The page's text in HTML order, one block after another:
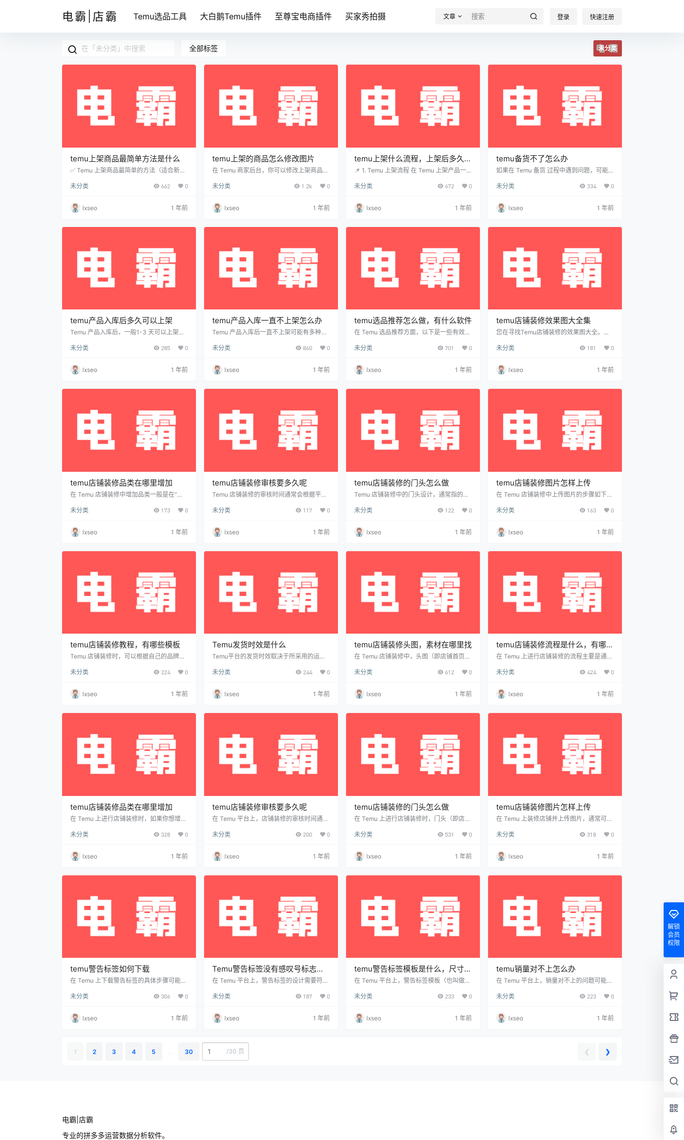
电霸|店霸 Temu选品工具 大白鹅Temu插件 至尊宝电商插件 买家秀拍摄 文章 登录 快速注册
全部标签 未分类
temu上架商品最简单方法是什么
✅ Temu 上架商品最简单的方法（适合新手
架商品，按照以下 4 个步骤 操作即可： 📌
后台，用你的商家账号登录。👉 进入 【商
品管理】 → 【添加商品】。 📌 2. 填写商品
洁、包含关键词）✔ 类目选择（选择正确分
未分类 662 0
lxseo 1 年前
temu上架的商品怎么修改图片
在 Temu 商家后台，你可以修改上架商品的
架商品图片的方法 ✅ 方法 1：商家后台直接
或详情图。 操作步骤： 登录 Temu 商家后
台（https://seller.pinduoduo.com）。 进
需要修改的商品，点击编辑。 在图片管理区
未分类 1.2k 0
lxseo 1 年前
temu上架什么流程，上架后多久出
单
📌 1. Temu 上架流程 在 Temu 上架产品一
进入【商家后台】👉【商品管理】👉【添
价格、库存、物流方式 等。 上传 清晰产品
图片（主图+附图）。 确保产品符合 Temu
（24-48 小时） 审核时间一般为 1-2 天，
未分类 672 0
lxseo 1 年前
temu备货不了怎么办
如果在 Temu 备货 过程中遇到问题，可能
解决方案： 📌 1. Temu 备货失败的常见原因
供应商库存不足，无法采购。 生产周期过
长：工厂备货周期较长，导致交付延迟。 最
量采购，无法小批量进货。 ✅ 解决方案：
未分类 334 0
lxseo 1 年前
temu产品入库后多久可以上架
Temu 产品入库后，一般1-3 天可以上架，
Temu 产品入库后上架流程 提交产品信息
产品入库（国内/海外仓） 系统同步库存 &
上架（1-3 天） ⏳ 2. 影响上架时间的因素
写合规，审核通常较快。 如果涉及敏感词、
未分类 285 0
lxseo 1 年前
temu产品入库一直不上架怎么办
Temu 产品入库后一直不上架可能有多种原
了解 Temu 上架流程 入库后，Temu 需要进
不上架，可能是以下原因： 审核未通过：平
台可能因产品信息、图片、类目错误等拒绝
误，可能会暂停上架。 平台政策调整：Tem
未分类 860 0
lxseo 1 年前
temu选品推荐怎么做，有什么软件
在 Temu 选品推荐方面，以下是一些有效的
分析市场趋势 关注 Temu 的热销榜单，分
k、Instagram、Facebook 等社交平台的热
门商品。 使用 Google Trends 查看产品的
手的店铺，查看他们的热销产品、定价策略
未分类 701 0
lxseo 1 年前
temu店铺装修效果图大全集
您在寻找Temu店铺装修的效果图大全。​以
装修教程：​该教程详细介绍了店铺装修的步
容。​ Temu店铺装修全攻略：​这篇文章探讨
了店铺装修的重要性，并提供了合理的店铺
程视频：​在抖音平台上，您可以找到相关的
未分类 181 0
lxseo 1 年前
temu店铺装修品类在哪里增加
在 Temu 店铺装修中增加品类一般是在“店
装修编辑页面登录 Temu 卖家后台，进入
装修页面左侧的组件库中，找到“品类”组
件。将该组件拖拽到你希望展示品类的位
入编辑状态。这里可以添加或修改展示的品
局…
未分类 173 0
lxseo 1 年前
temu店铺装修审核要多久呢
Temu 店铺装修的审核时间通常会根据平台
审核时间大约在 1至3个工作日 内完成。如
整，审核可能会更快；反之，若存在需要调
整的部分，审核时间可能会延长一些。建议
客服获取最新审核进度信息。
未分类 117 0
lxseo 1 年前
temu店铺装修的门头怎么做
Temu 店铺装修中的门头设计，通常指的是
展示品牌形象，还能吸引顾客眼球。下面是
风格与元素 根据品牌定位，选择简洁、专业
或具有创意的风格。 设计时需考虑颜色、字
色保持一致。 制作门头图片 可使用 Photos
未分类 122 0
lxseo 1 年前
temu店铺装修图片怎样上传
在 Temu 店铺装修中上传图片的步骤如下：
管理”或“店铺装修”模块。 进入装修编辑页
如头图、Banner 图或商品展示模块。 点击
上传按钮在相应的图片区域点击“上传图片”
窗口。 选择并上传图片从本地选择符合 Te
未分类 163 0
lxseo 1 年前
temu店铺装修教程，有哪些模板
Temu 店铺装修时，可以根据自己的品牌定
主要有： 基础模板：适用于新手或所有类型
模板：侧重于展示优惠活动和限时促销，通
常包含横幅广告和促销模块。 品牌展示模
定位的商家。 季节性模板：针对节日或特定
有效区分…
未分类 224 0
lxseo 1 年前
Temu发货时效是什么
Temu平台的发货时效取决于所采用的运营
全托管模式下，Temu负责商品的仓储和配
日，约80%的订单可在10天内送达买家手
中。随着新的快递选项的推出，配送时间已
下，卖家需自行设置并遵守以下时效要求：
的…
未分类 244 0
lxseo 1 年前
temu店铺装修头图，素材在哪里找
在 Temu 店铺装修中，头图（即店铺首页的
元素。为了让你的店铺看起来更加专业且吸
头图。以下是一些可以找到和使用素材的途
径： 获取头图素材的途径 1. 免费素材网站
片素材。这些网站提供了各种类型的图片，
未分类 612 0
lxseo 1 年前
temu店铺装修流程是什么，有哪些
模板
在 Temu 上进行店铺装修的流程主要是通过
传、调整和发布等步骤。为了帮助你更好地
常见的模板介绍： Temu店铺装修流程 1. 登
录卖家后台 首先，访问 Temu卖家中心，使
装修管理 在卖家后台，找到 “店铺管理” 或
未分类 424 0
lxseo 1 年前
temu店铺装修品类在哪里增加
在 Temu 上进行店铺装修时，如果你想增加
要在卖家后台的店铺管理部分进行设置。以
类的步骤： 如何增加品类到Temu店铺装修
1. 登录卖家后台 访问 Temu卖家中心，输入
录后，进入 “店铺管理” 或 “店铺装修” 部
未分类 328 0
lxseo 1 年前
temu店铺装修审核要多久呢
在 Temu 平台上，店铺装修的审核时间通常
交的装修内容是否符合规范等。一般来说，
的情况和预估时间： 店铺装修审核时间 一
般审核时间： 通常需要1到3个工作日。这
内容是否符合平台的规定，包括图片尺寸、
图、横…
未分类 200 0
lxseo 1 年前
temu店铺装修的门头怎么做
在 Temu 上进行店铺装修时，门头（即店铺
象和吸引顾客的关键部分。下面是如何在 T
如何制作 Temu 店铺装修门头图 1. 设计门头
图的要求 在制作店铺门头图时，首先要了解
店铺门头图的标准尺寸为 1920px x 600px
未分类 531 0
lxseo 1 年前
temu店铺装修图片怎样上传
在 Temu 上装修店铺并上传图片，通常可以
骤，帮助你完成店铺装修： 如何上传店铺装
网站：https://sell.temu.com 输入你的卖家
账号和密码，登录后台。 2. 进入店铺装修
装修功能，通常位于 “店铺管理” 或 “营销”
未分类 318 0
lxseo 1 年前
temu警告标签如何下载
在 Temu 上下载警告标签的具体步骤可能会
以下方式操作： 如何下载Temu警告标签：
中心。 进入平台的管理界面。 选择需要的
产品或类目： 在卖家中心找到你需要添加警
品等）会要求上传警告标签。…
未分类 306 0
lxseo 1 年前
Temu警告标签没有感叹号标志可
以吗
在 Temu 平台上，警告标签的设计需要符合
标志，这通常取决于产品类型和相关的合规
用于表示警告或潜在的危险，尤其是在以下
情况中常见： 玩具类产品：特别是涉及到窒
需要感叹号来警告用户。 是否可以没有感叹
号标志？ 产品类型决定：如果产品的法规要
求…
未分类 187 0
lxseo 1 年前
temu警告标签模板是什么，尺寸是
多少
在 Temu 平台上，警告标签模板（也叫做合
法规要求，通常适用于某些特定类型的商
通常用于提醒买家有关产品安全、使用注意
事项或其他重要信息。 警告标签模板 Temu
未分类 233 0
lxseo 1 年前
temu销量对不上怎么办
在 Temu 平台上，销量对不上的问题可能由
决方法： 常见原因及解决方法 1. 数据延迟 T
是在订单量较大时。解决方法： 等待一段时
间，通常系统会更新数据。如果几小时后还
有未处理的订单、退款或取消订单…
未分类 223 0
lxseo 1 年前
1 2 3 4 5 30 /30 页 ❮ ❯
解锁
会员
权限
电霸|店霸
专业的拼多多运营数据分析软件。